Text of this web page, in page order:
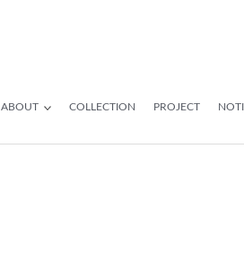
ABOUT COLLECTION PROJECT